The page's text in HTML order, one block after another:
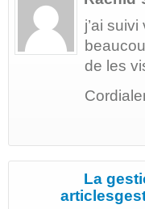
j’ai
de les
La